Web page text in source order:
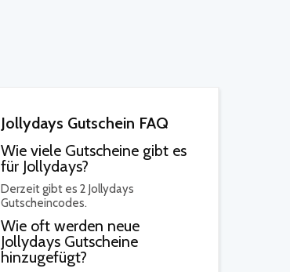
Jollydays Gutschein FAQ
Wie viele Gutscheine gibt es
für Jollydays?
Derzeit gibt es 2 Jollydays
Gutscheincodes.
Wie oft werden neue
Jollydays Gutscheine
hinzugefügt?